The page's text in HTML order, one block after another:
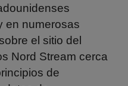
en numerosas
el sitio del
Nord Stream cerca
de